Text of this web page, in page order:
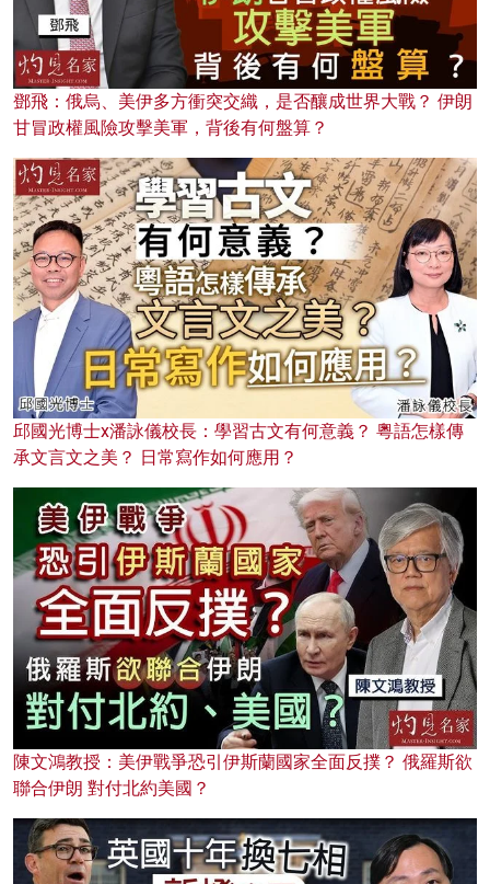
鄧飛：俄烏、美伊多方衝突交織，是否釀成世界大戰？ 伊朗
甘冒政權風險攻擊美軍，背後有何盤算？
邱國光博士x潘詠儀校長：學習古文有何意義？ 粵語怎樣傳
承文言文之美？ 日常寫作如何應用？
陳文鴻教授：美伊戰爭恐引伊斯蘭國家全面反撲？ 俄羅斯欲
聯合伊朗 對付北約美國？